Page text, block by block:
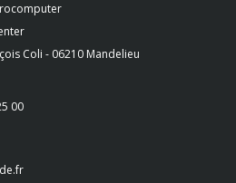
Coli - 06210 Mandelieu
00